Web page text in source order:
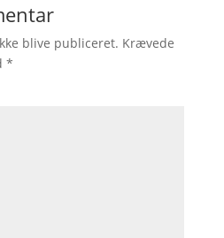
blive publiceret. Krævede
*